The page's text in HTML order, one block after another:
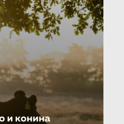
и конина